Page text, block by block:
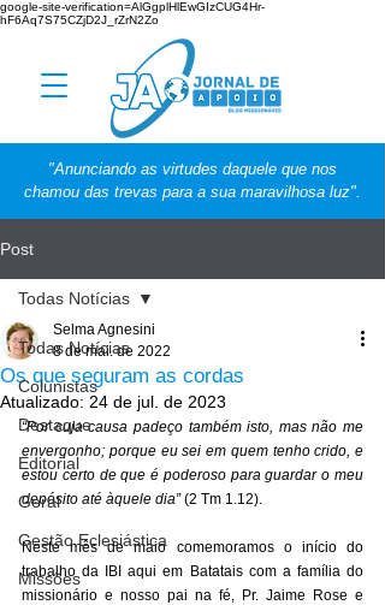
google-site-verification=AlGgplHlEwGIzCUG4Hr-
hF6Aq7S75CZjD2J_rZrN2Zo
"Anunciando as virtudes daquele que nos
chamou das trevas para a sua maravilhosa luz".
Post
Todas Notícias
Colunistas
Destaque
Editorial
Geral
Gestão Eclesiástica
Missões
Todas Notícias
Os que seguram as cordas
Selma Agnesini
8 de mai. de 2022
Atualizado: 24 de jul. de 2023
“Por cuja causa padeço também isto, mas não me
envergonho; porque eu sei em quem tenho crido, e
estou certo de que é poderoso para guardar o meu
depósito até àquele dia” (2 Tm 1.12).
Neste mês de maio comemoramos o início do
trabalho da IBI aqui em Batatais com a família do
missionário e nosso pai na fé, Pr. Jaime Rose e